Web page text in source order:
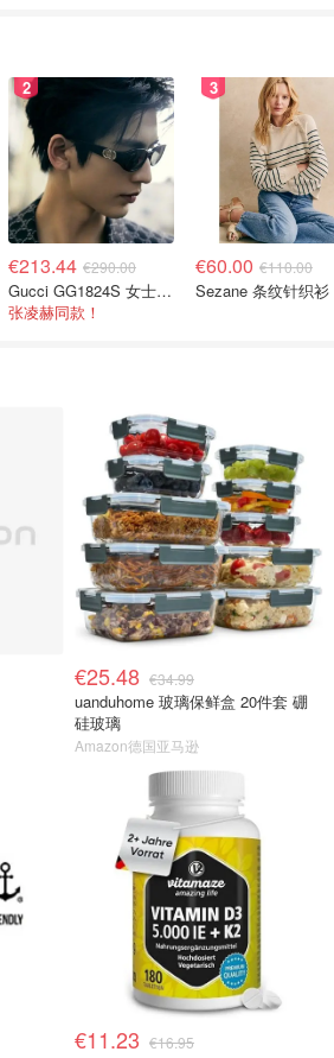
2
€213.44 €290.00
Gucci GG1824S 女士太阳镜
张凌赫同款！
3
€60.00 €110.00
Sezane 条纹针织衫
€25.48 €34.99
uanduhome 玻璃保鲜盒 20件套 硼
硅玻璃
Amazon德国亚马逊
€11.23 €16.95